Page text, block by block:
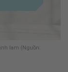
lam (Nguồn: